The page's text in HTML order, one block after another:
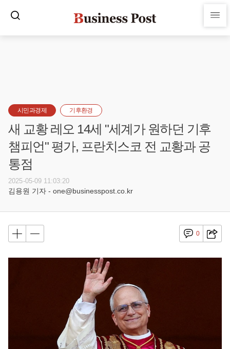
시민과경제 기후환경
새 교황 레오 14세 "세계가 원하던 기후
챔피언" 평가, 프란치스코 전 교황과 공
통점
2025-05-09 11:03:20
김용원 기자 - one@businesspost.co.kr
0